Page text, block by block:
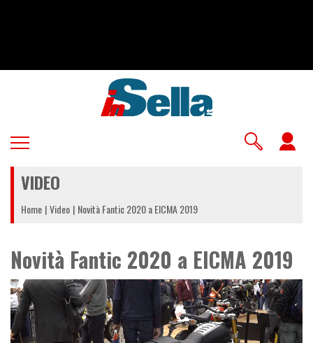
VIDEO
Home Video Novità Fantic 2020 a EICMA 2019
Novità Fantic 2020 a EICMA 2019